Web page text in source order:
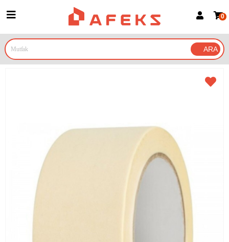
Google İle Bağlan
0